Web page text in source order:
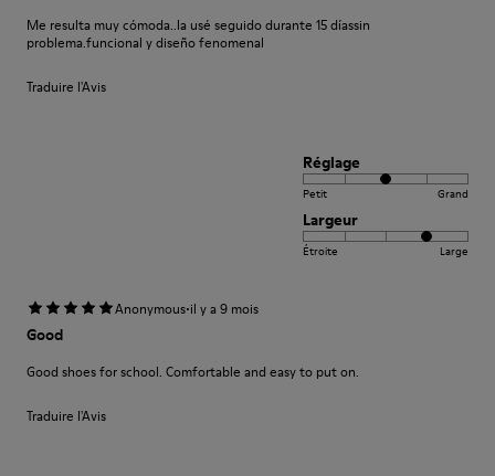
Me resulta muy cómoda..la usé seguido durante 15 díassin
problema.funcional y diseño fenomenal
Traduire l'Avis
Réglage
Petit Grand
Largeur
Étroite Large
Anonymous·il y a 9 mois
Good
Good shoes for school. Comfortable and easy to put on.
Traduire l'Avis